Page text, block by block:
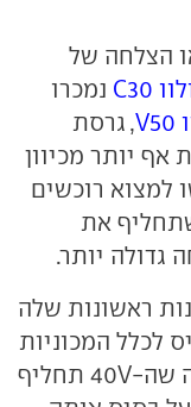
הצלחה של
C30 נמכרו
V50, גרסת
אף יותר מכיוון
למצוא רוכשים
את
גדולה יותר.
ראשונות שלה
לכלל המכוניות
שה-V
40 תחליף